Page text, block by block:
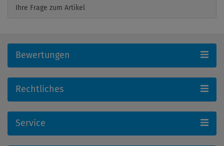
Ihre Frage zum Artikel
Bewertungen
Rechtliches
Service